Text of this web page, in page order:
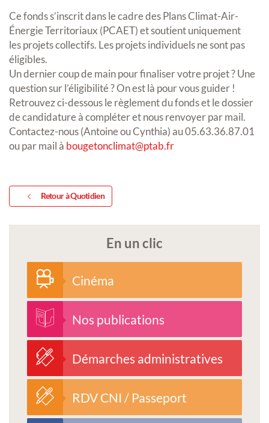
Ce fonds s’inscrit dans le cadre des Plans Climat-Air-
Énergie Territoriaux (PCAET) et soutient uniquement
les projets collectifs. Les projets individuels ne sont pas
éligibles.
Un dernier coup de main pour finaliser votre projet ? Une
question sur l’éligibilité ? On est là pour vous guider !
Retrouvez ci-dessous le règlement du fonds et le dossier
de candidature à compléter et nous renvoyer par mail.
Contactez-nous (Antoine ou Cynthia) au 05.63.36.87.01
ou par mail à bougetonclimat@ptab.fr
Retour à Quotidien
En un clic
Cinéma
Nos publications
Démarches administratives
RDV CNI / Passeport